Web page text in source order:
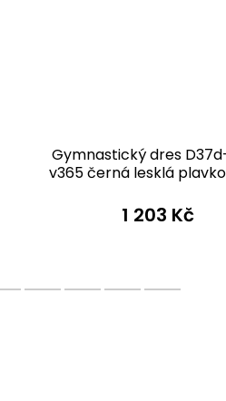
Gymnastický dres
v365 černá lesklá
1 203 Kč